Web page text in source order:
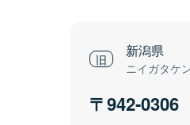
新潟県
ニイガタケ
942-0306